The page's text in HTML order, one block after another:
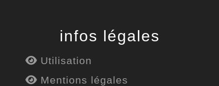
infos légales
Utilisation
Mentions légales